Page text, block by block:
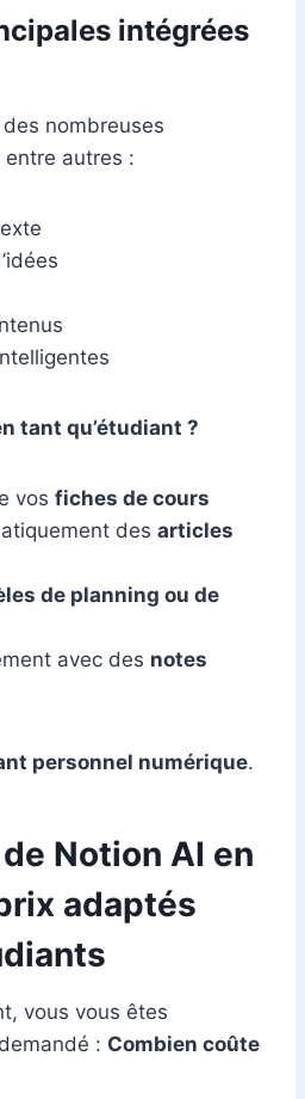
intégrées
nombreuses
autres :
tant qu’étudiant ?
vos fiches de cours
des articles
de planning ou de
avec des notes
personnel numérique.
Notion AI en
adaptés
vous vous êtes
: Combien coûte